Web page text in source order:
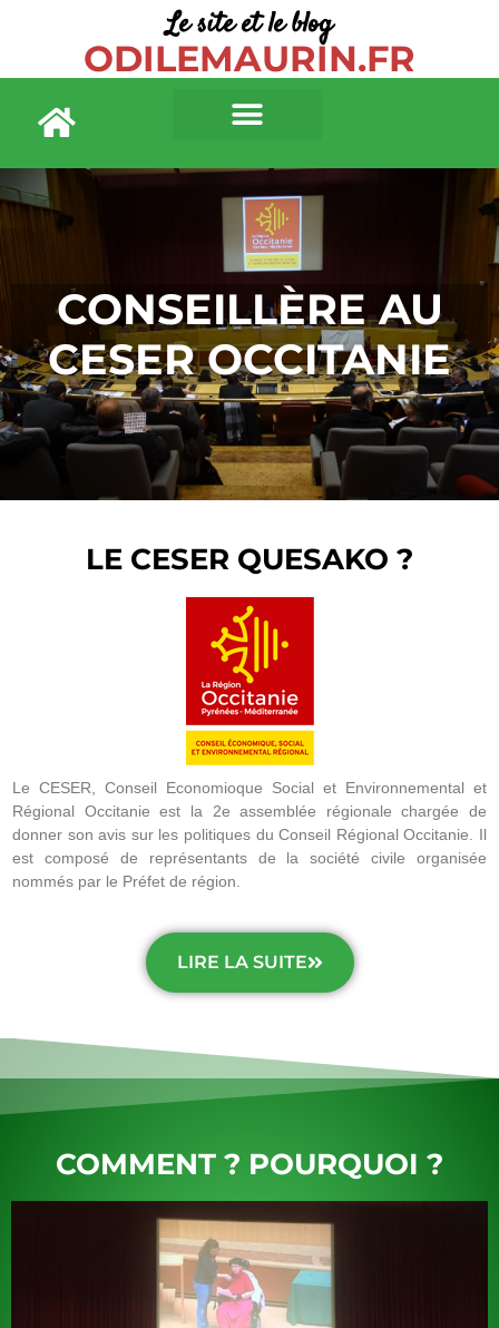
Le site et le blog
ODILEMAURIN.FR
CONSEILLÈRE AU
CESER OCCITANIE
LE CESER QUESAKO ?
Le CESER, Conseil Economioque Social et Environnemental et
Régional Occitanie est la 2e assemblée régionale chargée de
donner son avis sur les politiques du Conseil Régional Occitanie. Il
est composé de représentants de la société civile organisée
nommés par le Préfet de région.
LIRE LA SUITE
COMMENT ? POURQUOI ?